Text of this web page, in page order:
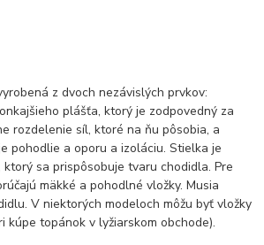
z dvoch nezávislých prvkov:
plášťa, ktorý je zodpovedný za
rozdelenie síl, ktoré na ňu pôsobia, a
pohodlie a oporu a izoláciu. Stielka je
sa prispôsobuje tvaru chodidla. Pre
mäkké a pohodlné vložky. Musia
V niektorých modeloch môžu byť vložky
kúpe topánok v lyžiarskom obchode).